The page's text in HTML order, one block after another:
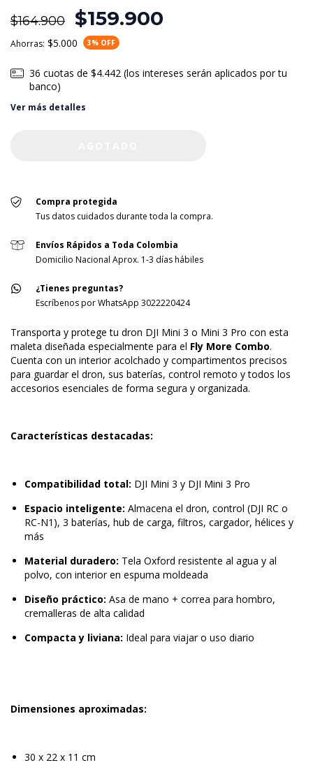
$164.900 $159.900
Ahorras: $5.000 3% OFF
36 cuotas de $4.442 (los intereses serán aplicados por tu
banco)
Ver más detalles
Compra protegida
Tus datos cuidados durante toda la compra.
Envíos Rápidos a Toda Colombia
Domicilio Nacional Aprox. 1-3 días hábiles
¿Tienes preguntas?
Escríbenos por WhatsApp 3022220424
Transporta y protege tu dron DJI Mini 3 o Mini 3 Pro con esta
maleta diseñada especialmente para el Fly More Combo.
Cuenta con un interior acolchado y compartimentos precisos
para guardar el dron, sus baterías, control remoto y todos los
accesorios esenciales de forma segura y organizada.
Características destacadas:
Compatibilidad total: DJI Mini 3 y DJI Mini 3 Pro
Espacio inteligente: Almacena el dron, control (DJI RC o
RC-N1), 3 baterías, hub de carga, filtros, cargador, hélices y
más
Material duradero: Tela Oxford resistente al agua y al
polvo, con interior en espuma moldeada
Diseño práctico: Asa de mano + correa para hombro,
cremalleras de alta calidad
Compacta y liviana: Ideal para viajar o uso diario
Dimensiones aproximadas:
30 x 22 x 11 cm